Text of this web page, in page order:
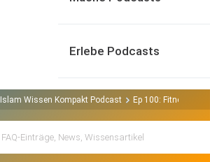
Erlebe Podcasts
Islam Wissen Kompakt Podcast Ep 100: Fitness mit